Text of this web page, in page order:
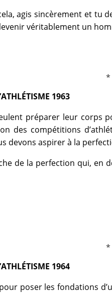
agis sincèrement et tu
véritablement un
1963
préparer leur corps
des compétitions
devons aspirer à la
de la perfection qui,
1964
poser les fondations